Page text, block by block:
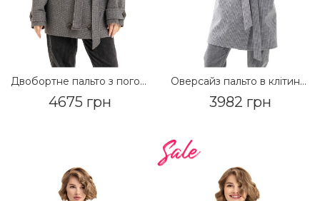
Двобортне пальто з погонами «Ліна» чорно-біле
4675 грн
Оверсайз пальто в клітинку «Астрід» сіре
3982 грн